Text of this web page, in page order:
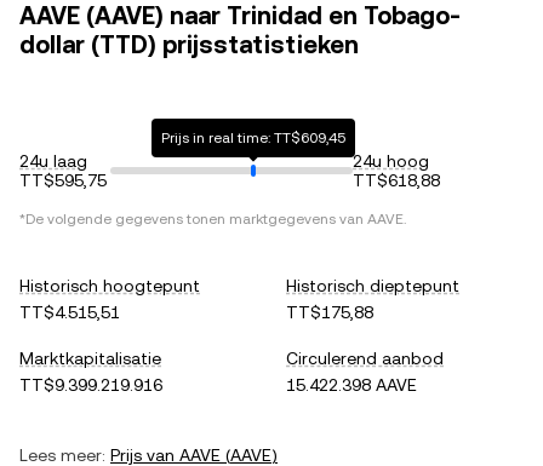
AAVE (AAVE) naar Trinidad en Tobago-
dollar (TTD) prijsstatistieken
24u laag
TT$595,75
Prijs in real time: TT$609,45
24u hoog
TT$618,88
*De volgende gegevens tonen marktgegevens van AAVE.
Historisch hoogtepunt
TT$4.515,51
Historisch dieptepunt
TT$175,88
Marktkapitalisatie
TT$9.399.219.916
Circulerend aanbod
15.422.398 AAVE
Lees meer: Prijs van AAVE (AAVE)